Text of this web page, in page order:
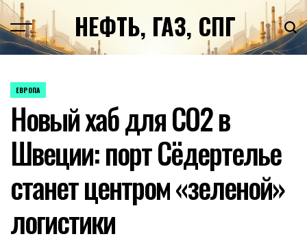
Перейти
к
содержимомуНЕФТЬ, ГАЗ, СПГ
ОПУБЛИКОВАНО
ЕВРОПА
Новый хаб для CO2 в
Швеции: порт Сёдертелье
станет центром «зеленой»
логистики